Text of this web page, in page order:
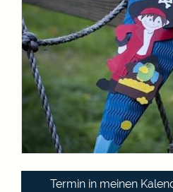
Termin in meinen